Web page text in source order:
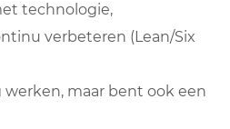
technologie,
verbeteren (Lean/Six
maar bent ook een